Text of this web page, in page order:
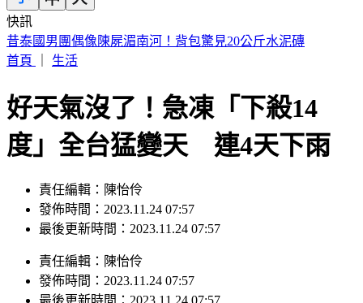
快訊
阿伯車廂內狂罵女兒！列車長下班後勸阻被爆揍
首頁
生活
好天氣沒了！急凍「下殺14
度」全台猛變天 連4天下雨
責任編輯：陳怡伶
發佈時間：2023.11.24 07:57
最後更新時間：2023.11.24 07:57
責任編輯 ： 陳怡伶
發佈時間： 2023.11.24 07:57